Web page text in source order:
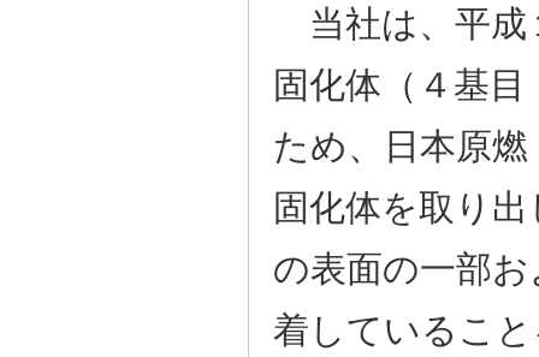
当社は、平成
固化体（４基
ため、日本原
固化体を取り
の表面の一部
着しているこ